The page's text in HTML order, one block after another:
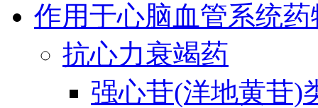
作用于心脑血管系统药
抗心力衰竭药
强心苷(洋地黄苷)